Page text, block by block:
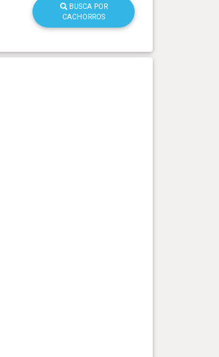
BUSCA POR
CACHORROS